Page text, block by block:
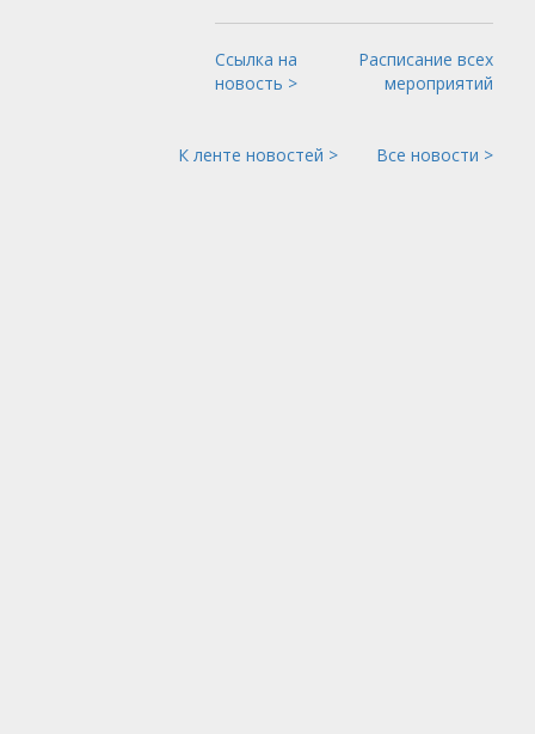
Ссылка на
новость >
Расписание всех
мероприятий
К ленте новостей > Все новости >